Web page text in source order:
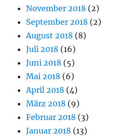
November 2018 (2)
September 2018 (2)
August 2018 (8)
Juli 2018 (16)
Juni 2018 (5)
Mai 2018 (6)
April 2018 (4)
März 2018 (9)
Februar 2018 (3)
Januar 2018 (13)